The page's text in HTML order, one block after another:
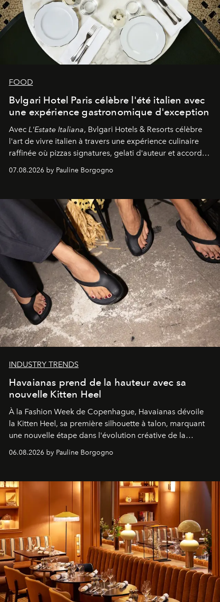
FOOD
Bvlgari Hotel Paris célèbre l'été italien avec
une expérience gastronomique d'exception
Avec L'Estate Italiana, Bvlgari Hotels & Resorts célèbre
l'art de vivre italien à travers une expérience culinaire
raffinée où pizzas signatures, gelati d'auteur et accords
07.08.2026 by Pauline Borgogno
INDUSTRY TRENDS
Havaianas prend de la hauteur avec sa
nouvelle Kitten Heel
À la Fashion Week de Copenhague, Havaianas dévoile
la Kitten Heel, sa première silhouette à talon, marquant
une nouvelle étape dans l'évolution créative de la
06.08.2026 by Pauline Borgogno